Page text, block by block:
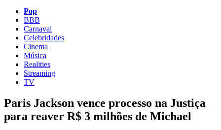
Pop
BBB
Carnaval
Celebridades
Cinema
Música
Realities
Streaming
TV
Paris Jackson vence processo na Justiça
para reaver R$ 3 milhões de Michael